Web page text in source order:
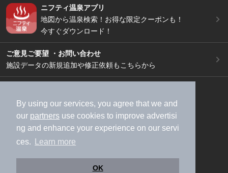
By using our services, you agree that we and
our partners use cookies to improve advertisi
ng and enhance your experience on our servi
ces.
Learn more
OK
ニフティ温泉アプリ
地図から温泉検索！お得な限定クーポンも！
今すぐダウンロード！
ご意見ご要望 ・お問い合わせ
施設データの新規追加や修正依頼もこちらから
加盟店募集（資料請求）
広告出稿のご案内
利用規約
ライフスタイルMEMBERS+規約
特定商取引法に基づく表記
ヘルプ
採用情報
運営会社